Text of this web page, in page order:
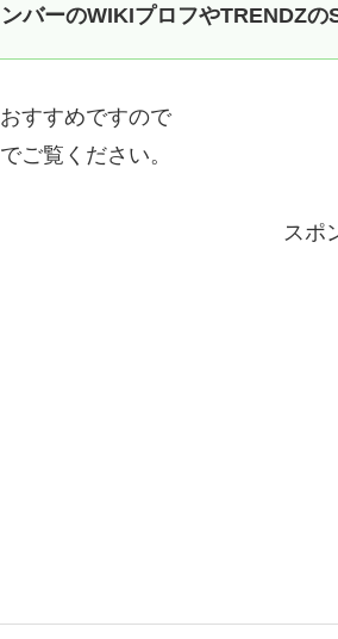
ンバーのWIKIプロフやTRENDZの
すすめですので
ご覧ください。
スポ